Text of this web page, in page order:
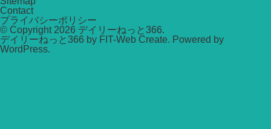
Contact
プライバシーポリシー
© Copyright 2026 デイリーねっと366.
デイリーねっと366 by FIT-Web Create. Powered by
WordPress.